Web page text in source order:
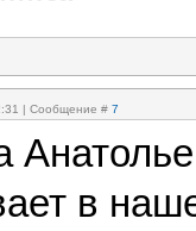
| Сообщение # 7
в